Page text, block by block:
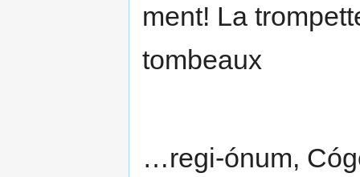
ment! La
tombeaux
…regi-ónum,